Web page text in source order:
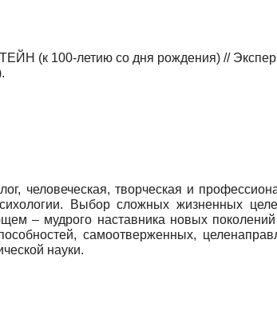
100-летию со дня рождения) //
человеческая, творческая и
Выбор сложных жизненных
– мудрого наставника новых
самоотверженных,
науки.